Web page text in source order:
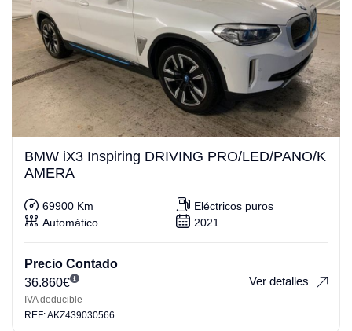
BMW iX3 Inspiring DRIVING PRO/LED/PANO/K
AMERA
69900 Km
Eléctricos puros
Automático
2021
Precio Contado
36.860€
IVA deducible
Ver detalles
REF: AKZ439030566